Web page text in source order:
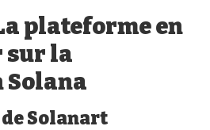
plateforme en
sur la
Solanart